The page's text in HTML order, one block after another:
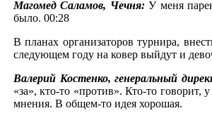
Магомед Саламов, Чечня:У меня
было. 00:28
В планах организаторов турнира,
следующем году на ковер выйдут и
Валерий Костенко, генеральный
«за», кто-то «против». Кто-то говорит,
мнения. В общем-то идея хорошая.